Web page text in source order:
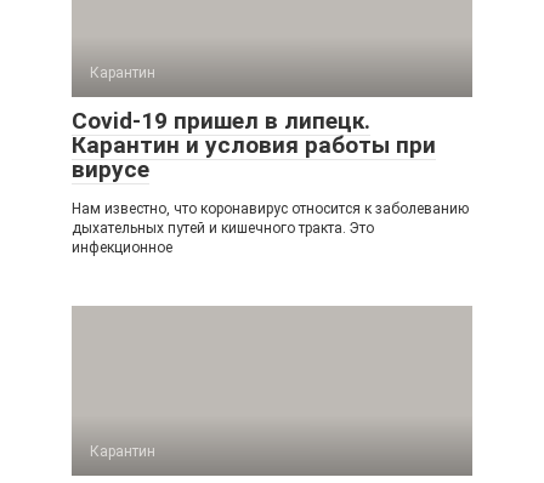
Карантин
Covid-19 пришел в липецк.
Карантин и условия работы при
вирусе
Нам известно, что коронавирус относится к заболеванию
дыхательных путей и кишечного тракта. Это
инфекционное
Карантин